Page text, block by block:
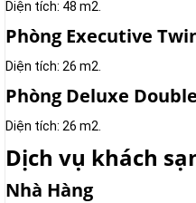
Diện tích: 48 m2.
Phòng Executive
Diện tích: 26 m2.
Phòng Deluxe Double
Diện tích: 26 m2.
Dịch vụ khách
Nhà Hàng